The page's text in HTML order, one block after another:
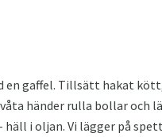
en gaffel. Tillsätt hakat
händer rulla bollar och
i oljan. Vi lägger på